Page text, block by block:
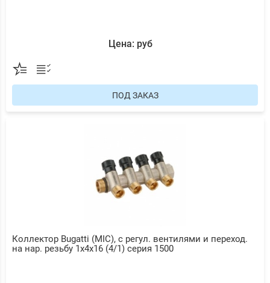
Цена: руб
ПОД ЗАКАЗ
Коллектор Bugatti (MIC), с регул. вентилями и переход.
на нар. резьбу 1х4х16 (4/1) серия 1500